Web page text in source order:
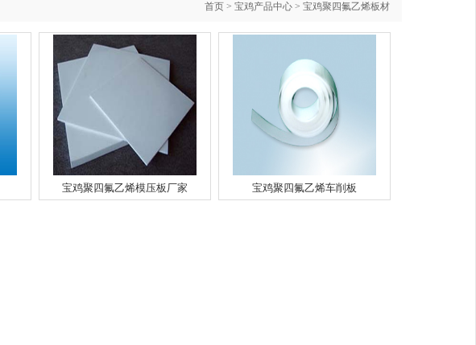
首页 > 宝鸡产品中心 > 宝鸡聚四氟乙烯板材
宝鸡聚四氟乙烯模压板厂家 宝鸡聚四氟乙烯车削板